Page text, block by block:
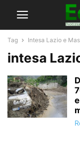
Tag Intesa Lazio e
intesa